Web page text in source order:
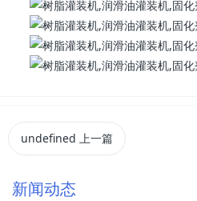
undefined 上一篇
新闻动态